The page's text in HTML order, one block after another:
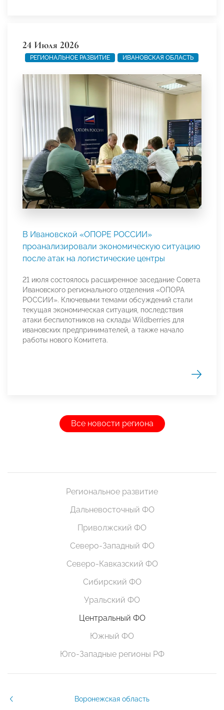
24 Июля 2026
РЕГИОНАЛЬНОЕ РАЗВИТИЕ ИВАНОВСКАЯ ОБЛАСТЬ
В Ивановской «ОПОРЕ РОССИИ»
проанализировали экономическую ситуацию
после атак на логистические центры
21 июля состоялось расширенное заседание Совета
Ивановского регионального отделения «ОПОРА
РОССИИ». Ключевыми темами обсуждений стали
текущая экономическая ситуация, последствия
атаки беспилотников на склады Wildberries для
ивановских предпринимателей, а также начало
работы нового Комитета.
Все новости региона
Региональное развитие
Дальневосточный ФО
Приволжский ФО
Северо-Западный ФО
Северо-Кавказский ФО
Сибирский ФО
Уральский ФО
Центральный ФО
Южный ФО
Юго-Западные регионы РФ
Воронежская область